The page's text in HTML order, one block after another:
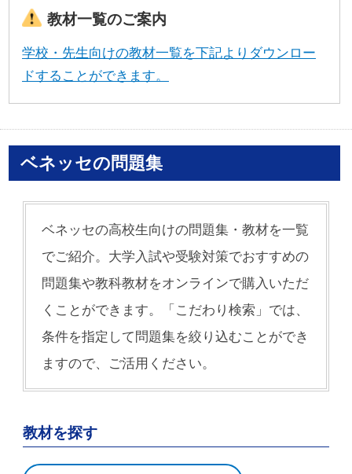
教材一覧のご案内
学校・先生向けの教材一覧を下記よりダウンロー
ドすることができます。
ベネッセの問題集
ベネッセの高校生向けの問題集・教材を一覧
でご紹介。大学入試や受験対策でおすすめの
問題集や教科教材をオンラインで購入いただ
くことができます。「こだわり検索」では、
条件を指定して問題集を絞り込むことができ
ますので、ご活用ください。
教材を探す